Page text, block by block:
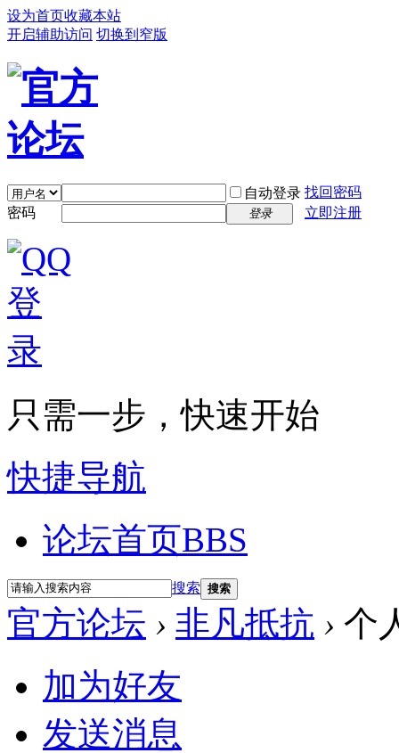
设为首页收藏本站
开启辅助访问 切换到窄版
自动登录 找回密码
密码
登录 立即注册
只需一步，快速开始
快捷导航
论坛首页BBS
搜索 搜索
官方论坛 › 非凡抵抗 › 个
加为好友
发送消息